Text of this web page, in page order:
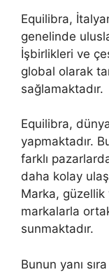
Equilibra,
genelinde
İşbirlikleri ve
global olarak
sağlamaktadır.
Equilibra,
yapmaktadır.
farklı
daha kolay
Marka,
markalarla
sunmaktadır.
Bunun yanı